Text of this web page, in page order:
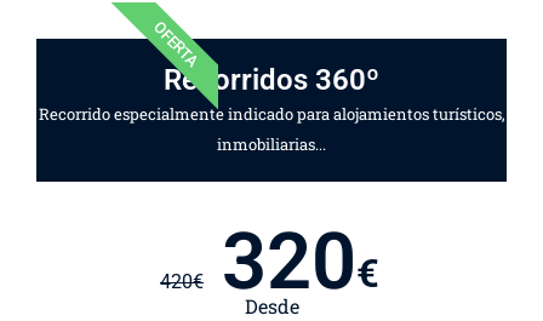
OFERTA
Recorridos 360º
Recorrido especialmente indicado para alojamientos turísticos,
inmobiliarias...
420€ 320€
Desde